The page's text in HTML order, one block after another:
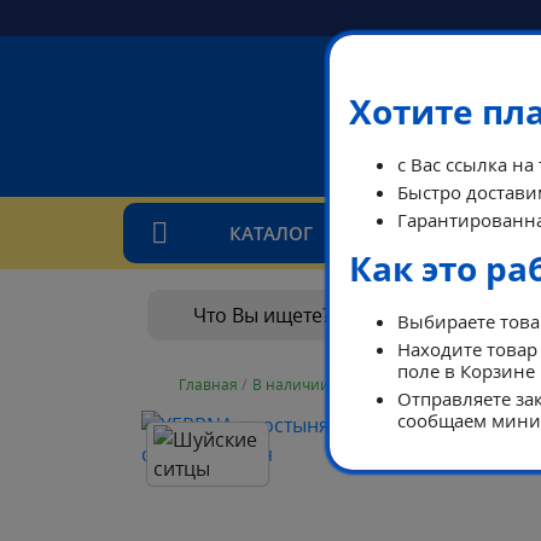
КАТАЛОГ
Главная / В наличии В наличии / YERRNA
Хотите
с Вас ссылка
Быстро
Как это
Выбираете
Находите
поле в
Отправляете
сообщаем